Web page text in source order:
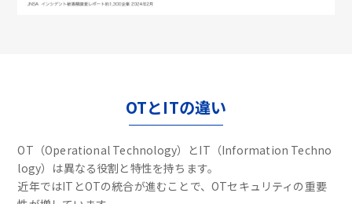
OTとITの違い
OT（Operational Technology）とIT（Information Techno
logy）は異なる役割と特性を持ちます。
近年ではITとOTの統合が進むことで、OTセキュリティの重要